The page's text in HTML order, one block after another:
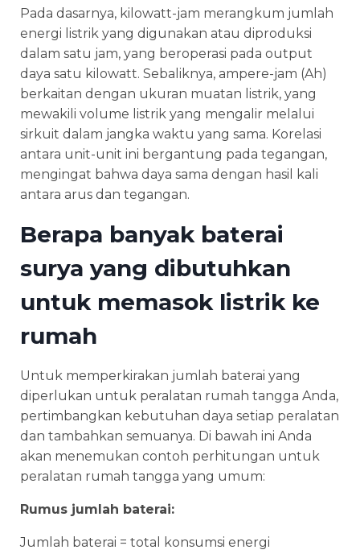
Pada dasarnya, kilowatt-jam merangkum jumlah
energi listrik yang digunakan atau diproduksi
dalam satu jam, yang beroperasi pada output
daya satu kilowatt. Sebaliknya, ampere-jam (Ah)
berkaitan dengan ukuran muatan listrik, yang
mewakili volume listrik yang mengalir melalui
sirkuit dalam jangka waktu yang sama. Korelasi
antara unit-unit ini bergantung pada tegangan,
mengingat bahwa daya sama dengan hasil kali
antara arus dan tegangan.
Berapa banyak baterai
surya yang dibutuhkan
untuk memasok listrik ke
rumah
Untuk memperkirakan jumlah baterai yang
diperlukan untuk peralatan rumah tangga Anda,
pertimbangkan kebutuhan daya setiap peralatan
dan tambahkan semuanya. Di bawah ini Anda
akan menemukan contoh perhitungan untuk
peralatan rumah tangga yang umum:
Rumus jumlah baterai:
Jumlah baterai = total konsumsi energi